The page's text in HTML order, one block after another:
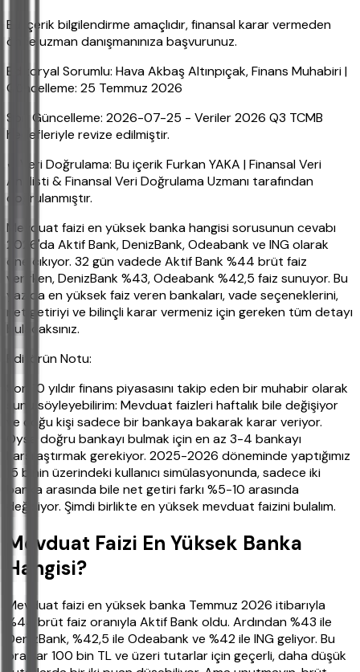
Bu içerik bilgilendirme amaçlıdır, finansal karar vermeden
önce uzman danışmanınıza başvurunuz.
Editoryal Sorumlu: Hava Akbaş Altınpıçak, Finans Muhabiri |
Güncelleme: 25 Temmuz 2026
Son Güncelleme: 2026-07-25 - Veriler 2026 Q3 TCMB
hedefleriyle revize edilmiştir.
✔ Veri Doğrulama: Bu içerik Furkan YAKA | Finansal Veri
Analisti & Finansal Veri Doğrulama Uzmanı tarafından
doğrulanmıştır.
Mevduat faizi en yüksek banka hangisi sorusunun cevabı
2026'da Aktif Bank, DenizBank, Odeabank ve ING olarak
öne çıkıyor. 32 gün vadede Aktif Bank %44 brüt faiz
verirken, DenizBank %43, Odeabank %42,5 faiz sunuyor. Bu
yazıda en yüksek faiz veren bankaları, vade seçeneklerini,
net getiriyi ve bilinçli karar vermeniz için gereken tüm detayı
bulacaksınız.
Editörün Notu:
Son 10 yıldır finans piyasasını takip eden bir muhabir olarak
şunu söyleyebilirim: Mevduat faizleri haftalık bile değişiyor
ve çoğu kişi sadece bir bankaya bakarak karar veriyor.
Oysa doğru bankayı bulmak için en az 3-4 bankayı
karşılaştırmak gerekiyor. 2025-2026 döneminde yaptığımız
15 binin üzerindeki kullanıcı simülasyonunda, sadece iki
banka arasında bile net getiri farkı %5-10 arasında
değişiyor. Şimdi birlikte en yüksek mevduat faizini bulalım.
Mevduat Faizi En Yüksek Banka
Hangisi?
Mevduat faizi en yüksek banka Temmuz 2026 itibarıyla
%44 brüt faiz oranıyla Aktif Bank oldu. Ardından %43 ile
DenizBank, %42,5 ile Odeabank ve %42 ile ING geliyor. Bu
oranlar 100 bin TL ve üzeri tutarlar için geçerli, daha düşük